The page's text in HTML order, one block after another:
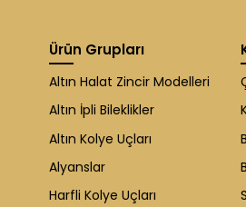
Ürün Grupları
Altın Halat Zincir Modelleri
Altın İpli Bileklikler
Altın Kolye Uçları
Alyanslar
Harfli Kolye Uçları